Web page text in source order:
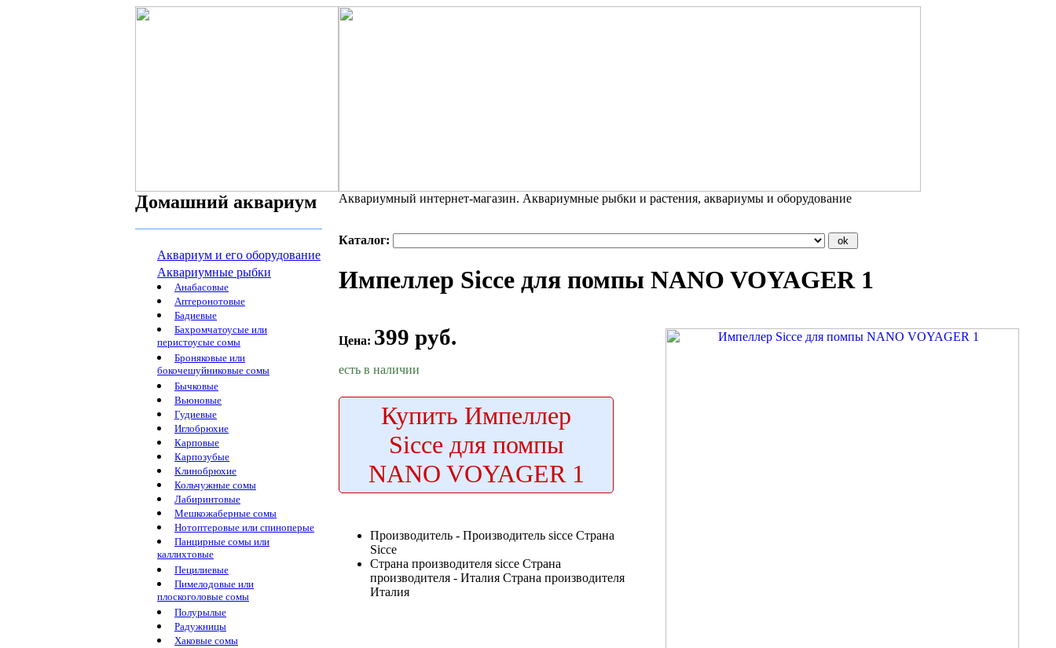
Домашний аквариум
Аквариум и его оборудование
Аквариумные рыбки
Анабасовые
Аптеронотовые
Бадиевые
Бахромчатоусые или
перистоусые сомы
Броняковые или
бокочешуйниковые сомы
Бычковые
Вьюновые
Гудиевые
Иглобрюхие
Карповые
Карпозубые
Клинобрюхие
Кольчужные сомы
Лабиринтовые
Мешкожаберные сомы
Нотоптеровые или спиноперые
Панцирные сомы или
каллихтовые
Пецилиевые
Пимелодовые или
плоскоголовые сомы
Полурылые
Радужницы
Хаковые сомы
Аквариумный интернет-магазин. Аквариумные рыбки и растения, аквариумы и оборудование
Каталог:
Импеллер Sicce для помпы NANO VOYAGER 1
Цена: 399 руб.
есть в наличии
Купить Импеллер
Sicce для помпы
NANO VOYAGER 1
Производитель - Производитель sicce Страна
Sicce
Страна производителя sicce Страна
производителя - Италия Страна производителя
Италия